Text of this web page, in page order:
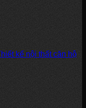
kế nội thất căn hộ